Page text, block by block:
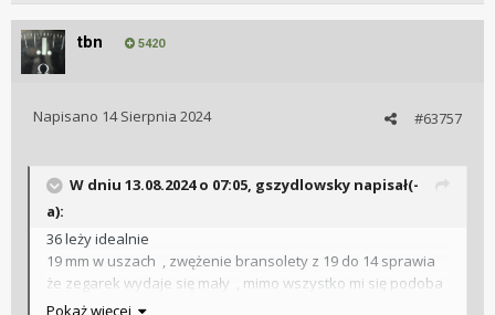
tbn 5420
#63757
Napisano 14 Sierpnia 2024
W dniu 13.08.2024 o 07:05, gszydlowsky napisał(-
a):
36 leży idealnie
19 mm w uszach , zwężenie bransolety z 19 do 14 sprawia
że zegarek wydaje się mały , mimo wszystko mi się podoba
a stara referencja nie jest alternatywą .
Pokaż więcej